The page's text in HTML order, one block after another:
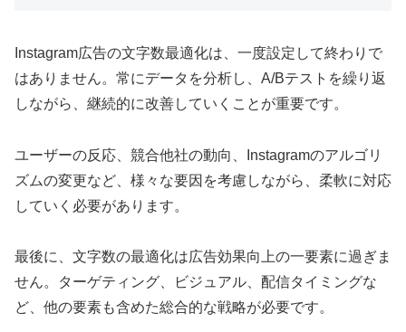
Instagram広告の文字数最適化は、一度設定して終わりで
はありません。常にデータを分析し、A/Bテストを繰り返
しながら、継続的に改善していくことが重要です。
ユーザーの反応、競合他社の動向、Instagramのアルゴリ
ズムの変更など、様々な要因を考慮しながら、柔軟に対応
していく必要があります。
最後に、文字数の最適化は広告効果向上の一要素に過ぎま
せん。ターゲティング、ビジュアル、配信タイミングな
ど、他の要素も含めた総合的な戦略が必要です。